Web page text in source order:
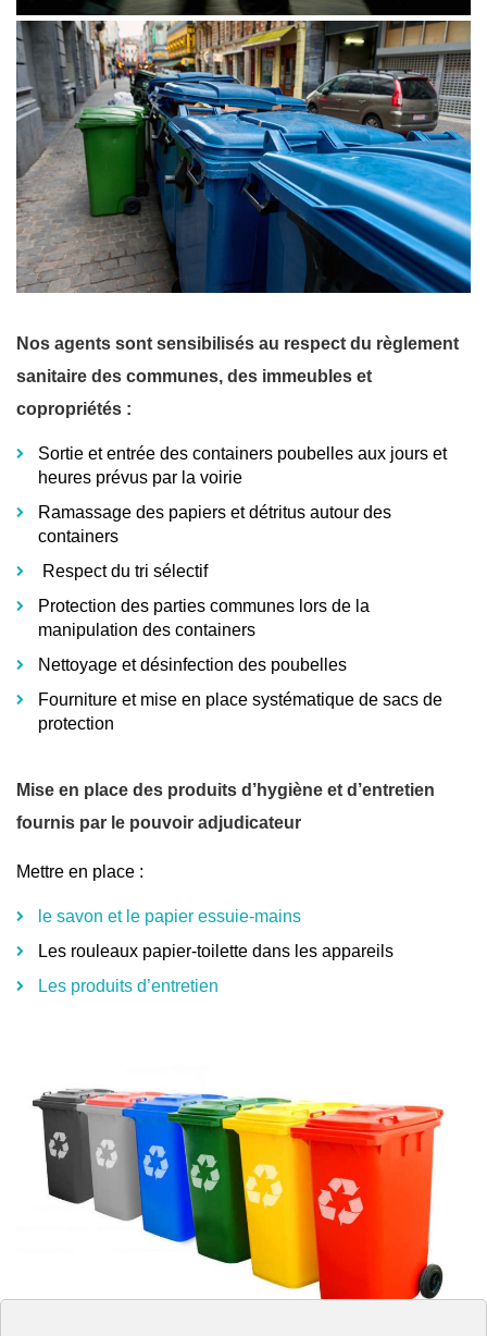
Nos agents sont sensibilisés au respect du règlement
sanitaire des communes, des immeubles et
copropriétés :
Sortie et entrée des containers poubelles aux jours et
heures prévus par la voirie
Ramassage des papiers et détritus autour des
containers
Respect du tri sélectif
Protection des parties communes lors de la
manipulation des containers
Nettoyage et désinfection des poubelles
Fourniture et mise en place systématique de sacs de
protection
Mise en place des produits d’hygiène et d’entretien
fournis par le pouvoir adjudicateur
Mettre en place :
le savon et le papier essuie-mains
Les rouleaux papier-toilette dans les appareils
Les produits d’entretien